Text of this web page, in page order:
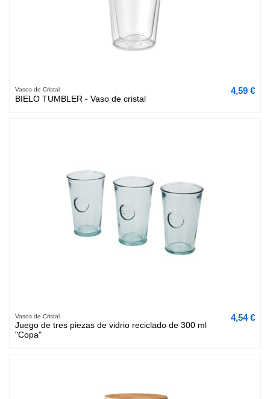
Vasos de Cristal
BIELO TUMBLER - Vaso de cristal
4,59 €
Vasos de Cristal
Juego de tres piezas de vidrio reciclado de 300 ml
"Copa"
4,54 €